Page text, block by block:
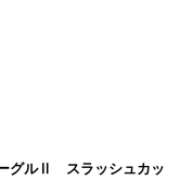
ーグルⅡ スラッシュカッ